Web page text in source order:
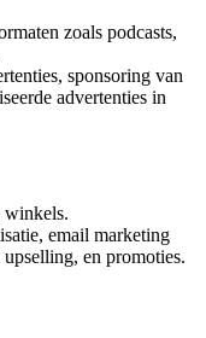
zoals podcasts,
sponsoring van
advertenties in
winkels.
email marketing
en promoties.